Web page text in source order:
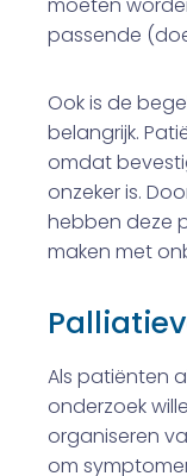
passende
Ook is de
belangrijk.
omdat
onzeker is.
hebben deze
maken met
Als patiënten
onderzoek
organiseren
om